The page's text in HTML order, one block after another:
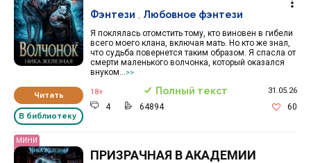
Читать
В библиотеку
Я поклялась отомстить тому, кто виновен в гибели
всего моего клана, включая мать. Но кто же знал,
что судьба повернется таким образом. Я спасла от
смерти маленького волчонка, который оказался
внуком...
>>
Фэнтези Любовное фэнтези
18+ Полный текст 31.05.26
4 64894 60
МИНИ
ПРИЗРАЧНАЯ В АКАДЕМИИ